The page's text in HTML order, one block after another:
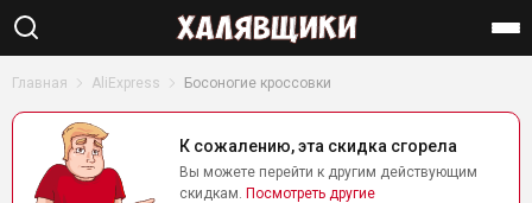
Главная AliExpress Босоногие кроссовки
К сожалению, эта скидка сгорела
Вы можете перейти к другим действующим
скидкам. Посмотреть другие